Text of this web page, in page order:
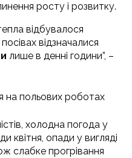
росту і розвитку.
відбувалося
відзначалися
лише в денні години”, –
на польових роботах
холодна погода у
квітня, опади у вигляді
слабке прогрівання